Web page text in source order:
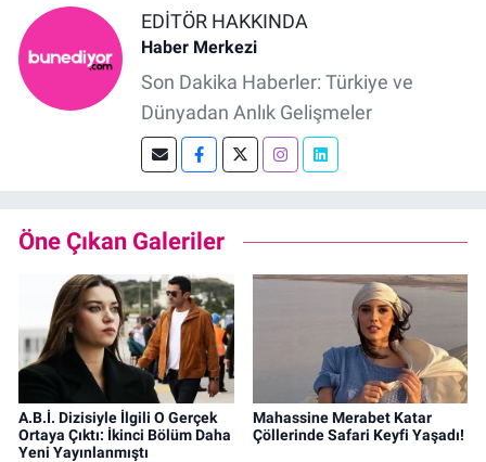
EDITÖR HAKKINDA
Haber Merkezi
Son Dakika Haberler: Türkiye ve
Dünyadan Anlık Gelişmeler
Öne Çıkan Galeriler
A.B.İ. Dizisiyle İlgili O Gerçek
Ortaya Çıktı: İkinci Bölüm Daha
Yeni Yayınlanmıştı
Mahassine Merabet Katar
Çöllerinde Safari Keyfi Yaşadı!